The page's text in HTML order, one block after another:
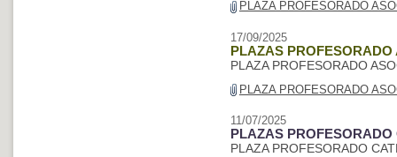
PLAZA PROFESORADO
17/09/2025
PLAZAS
PLAZA PROFESORADO
PLAZA PROFESORADO
11/07/2025
PLAZAS
PLAZA PROFESORADO